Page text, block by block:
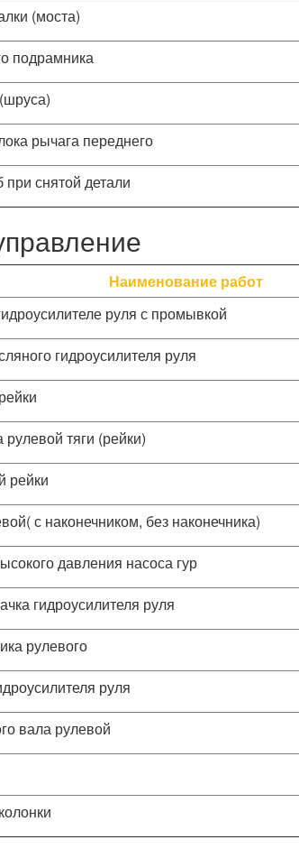
(моста)
подрамника
рычага переднего
снятой детали
Наименование работ
руля с промывкой
гидроусилителя руля
тяги (рейки)
рейки
с наконечником, без наконечника)
давления насоса гур
гидроусилителя руля
рулевого
руля
вала рулевой